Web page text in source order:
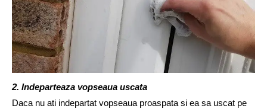
2. Indeparteaza vopseaua uscata
Daca nu ati indepartat vopseaua proaspata si ea sa uscat pe